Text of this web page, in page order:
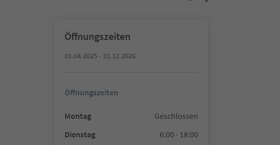
Öffnungszeiten
01.04.2025 - 31.12.2026
Öffnungszeiten
Montag
Geschlossen
Dienstag
6:00 - 18:00